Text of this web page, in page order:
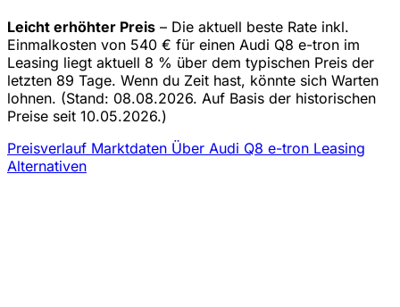
Leicht erhöhter Preis – Die aktuell beste Rate inkl.
Einmalkosten von 540 € für einen Audi Q8 e-tron im
Leasing liegt aktuell 8 % über dem typischen Preis der
letzten 89 Tage. Wenn du Zeit hast, könnte sich Warten
lohnen. (Stand: 08.08.2026. Auf Basis der historischen
Preise seit 10.05.2026.)
Preisverlauf Marktdaten Über Audi Q8 e-tron Leasing
Alternativen